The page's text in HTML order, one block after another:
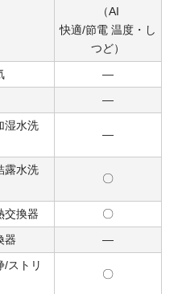
（AI
快適/節電 温度・し
つど）
―
―
湿水洗
―
露水洗
〇
交換器
〇
器
―
/ストリ
〇